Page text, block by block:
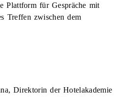
Plattform für Gespräche mit
Treffen zwischen dem
Direktorin der Hotelakademie